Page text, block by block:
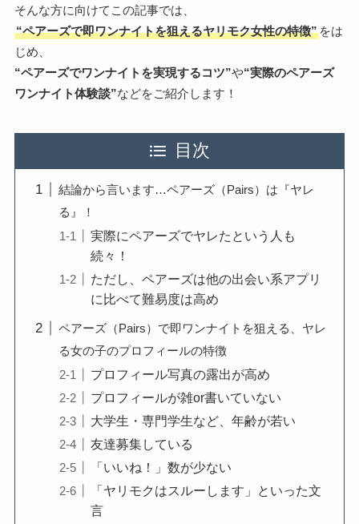
そんな方に向けてこの記事では、
“ペアーズで即ワンナイトを狙えるヤリモク女性の特徴”をは
じめ、
“ペアーズでワンナイトを実現するコツ”や“実際のペアーズ
ワンナイト体験談”などをご紹介します！
目次
結論から言います…ペアーズ（Pairs）は『ヤレ
る』！
実際にペアーズでヤレたという人も
続々！
ただし、ペアーズは他の出会い系アプリ
に比べて難易度は高め
ペアーズ（Pairs）で即ワンナイトを狙える、ヤレ
る女の子のプロフィールの特徴
プロフィール写真の露出が高め
プロフィールが雑or書いていない
大学生・専門学生など、年齢が若い
友達募集している
「いいね！」数が少ない
「ヤリモクはスルーします」といった文
言